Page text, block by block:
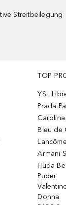
Streitbeilegung
TOP
YSL
Prada
Bleu de
Armani
Huda
Puder
Donna